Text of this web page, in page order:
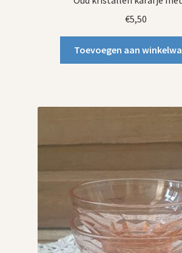
€5,50
Toevoegen aan